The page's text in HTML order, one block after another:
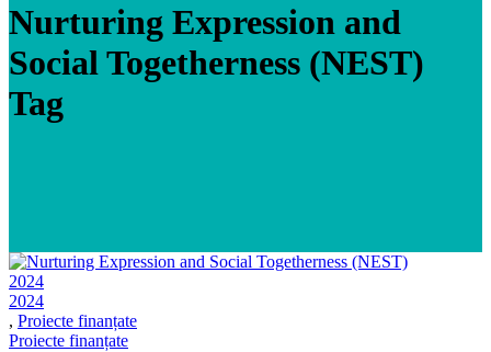
Nurturing Expression and
Social Togetherness (NEST)
Tag
2024
2024
, Proiecte finanțate
Proiecte finanțate